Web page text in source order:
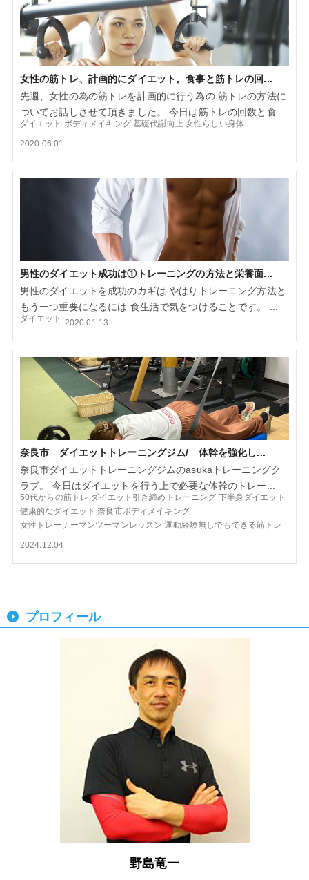
女性の筋トレ、計画的にダイエット。食事と筋トレの回...
先週、女性の為の筋トレを計画的に行う為の 筋トレの方法に
ついてお話しさせて頂きました。 今日は筋トレの回数と食...
ダイエット ボディメイキング 基礎代謝向上 女性らしい身体
2020.06.01
男性のダイエット成功は①トレーニングの方法と栄養面...
男性のダイエットを成功のカギは やはりトレーニング方法と
もう一つ重要になるには 食生活で気をつけることです。 ...
ダイエット 2020.01.13
奈良市 ダイエットトレーニングジム/ 体幹を強化し...
奈良市ダイエットトレーニングジムのasukaトレーニングク
ラブ。 今日はダイエットを行う上で必要な体幹のトレー...
50代からの筋トレ ダイエット引き締めトレーニング 下半身ダイエット
健康的なダイエット 奈良市ボディメイキング
女性トレーナーマンツーマンレッスン 運動経験無しでもできる筋トレ
2024.12.04
プロフィール
野島竜一